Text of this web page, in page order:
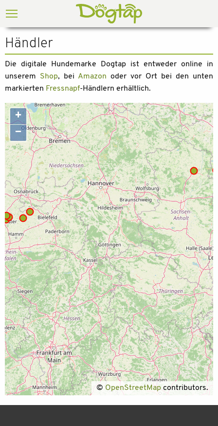
Händler
Die digitale Hundemarke Dogtap ist entweder online in
unserem Shop, bei Amazon oder vor Ort bei den unten
markierten Fressnapf-Händlern erhältlich.
+
−
© OpenStreetMap contributors.